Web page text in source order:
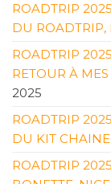
ROADTRIP
DU ROADTRIP,
ROADTRIP
RETOUR À
2025
ROADTRIP
DU KIT CHAINE
ROADTRIP